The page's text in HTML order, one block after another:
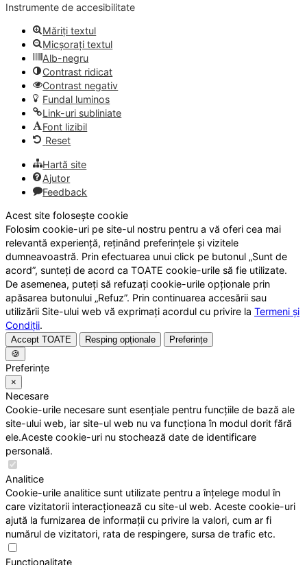
Instrumente de accesibilitate
Măriți textul
Micșorați textul
Alb-negru
Contrast ridicat
Contrast negativ
Fundal luminos
Link-uri subliniate
Font lizibil
Reset
Hartă site
Ajutor
Feedback
Acest site folosește cookie
Folosim cookie-uri pe site-ul nostru pentru a vă oferi cea mai
relevantă experiență, reținând preferințele și vizitele
dumneavoastră. Prin efectuarea unui click pe butonul „Sunt de
acord”, sunteți de acord ca TOATE cookie-urile să fie utilizate.
De asemenea, puteți să refuzați cookie-urile opționale prin
apăsarea butonului „Refuz”. Prin continuarea accesării sau
utilizării Site-ului web vă exprimați acordul cu privire la Termeni și
Condiții.
Accept TOATE Resping opționale
Preferințe
🍪
Preferințe
×
Necesare
Cookie-urile necesare sunt esențiale pentru funcțiile de bază ale
site-ului web, iar site-ul web nu va funcționa în modul dorit fără
ele.Aceste cookie-uri nu stochează date de identificare
personală.
Analitice
Cookie-urile analitice sunt utilizate pentru a înțelege modul în
care vizitatorii interacționează cu site-ul web. Aceste cookie-uri
ajută la furnizarea de informații cu privire la valori, cum ar fi
numărul de vizitatori, rata de respingere, sursa de trafic etc.
Funcționalitate